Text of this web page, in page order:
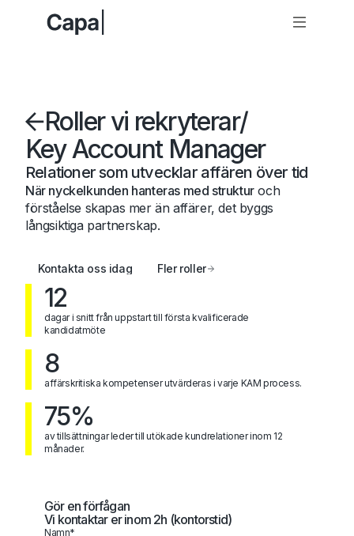
Roller vi rekryterar/
Key Account Manager
Relationer som utvecklar affären över tid
När nyckelkunden hanteras med strukturoch
förståelse skapas mer än affärer, det byggs
långsiktiga partnerskap.
Kontakta oss idag Fler roller
12
dagar i snitt från uppstart till första kvalificerade
kandidatmöte
8
affärskritiska kompetenser utvärderas i varje KAM process.
75%
av tillsättningar leder till utökade kundrelationer inom 12
månader.
Gör en förfågan
Vi kontaktar er inom 2h (kontorstid)
Namn*